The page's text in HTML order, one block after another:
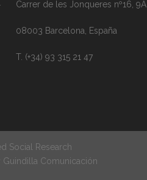
Carrer de les Jonqueres nº16, 9A
08003 Barcelona, España
T. (+34) 93 315 21 47
Social Research
Guindilla Comunicación